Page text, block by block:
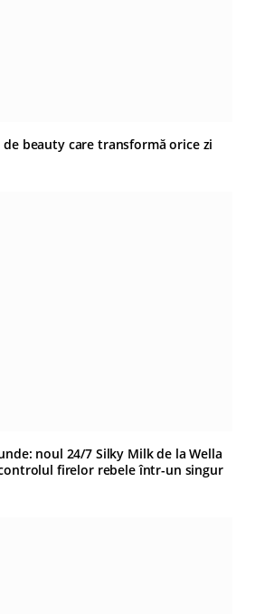
de beauty care transformă orice zi
noul 24/7 Silky Milk de la Wella
firelor rebele într-un singur